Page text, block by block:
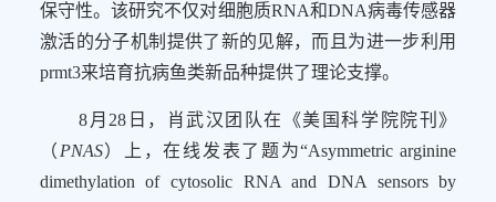
保守性。该研究不仅对细胞质RNA和DNA病毒传感器
激活的分子机制提供了新的见解，而且为进一步利用
prmt3来培育抗病鱼类新品种提供了理论支撑。
8月 28 日 ，肖武汉团队在《美国科学院院刊》
（ PNAS）上，在线发表了题为“Asymmetric arginine
dimethylation of cytosolic RNA and DNA sensors by